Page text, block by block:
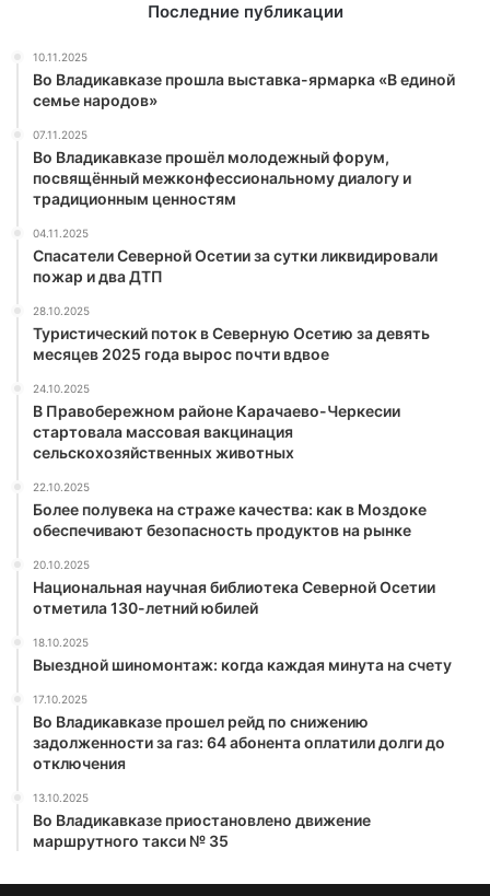
Последние публикации
10.11.2025
Во Владикавказе прошла выставка-ярмарка «В единой
семье народов»
07.11.2025
Во Владикавказе прошёл молодежный форум,
посвящённый межконфессиональному диалогу и
традиционным ценностям
04.11.2025
Спасатели Северной Осетии за сутки ликвидировали
пожар и два ДТП
28.10.2025
Туристический поток в Северную Осетию за девять
месяцев 2025 года вырос почти вдвое
24.10.2025
В Правобережном районе Карачаево-Черкесии
стартовала массовая вакцинация
сельскохозяйственных животных
22.10.2025
Более полувека на страже качества: как в Моздоке
обеспечивают безопасность продуктов на рынке
20.10.2025
Национальная научная библиотека Северной Осетии
отметила 130-летний юбилей
18.10.2025
Выездной шиномонтаж: когда каждая минута на счету
17.10.2025
Во Владикавказе прошел рейд по снижению
задолженности за газ: 64 абонента оплатили долги до
отключения
13.10.2025
Во Владикавказе приостановлено движение
маршрутного такси № 35